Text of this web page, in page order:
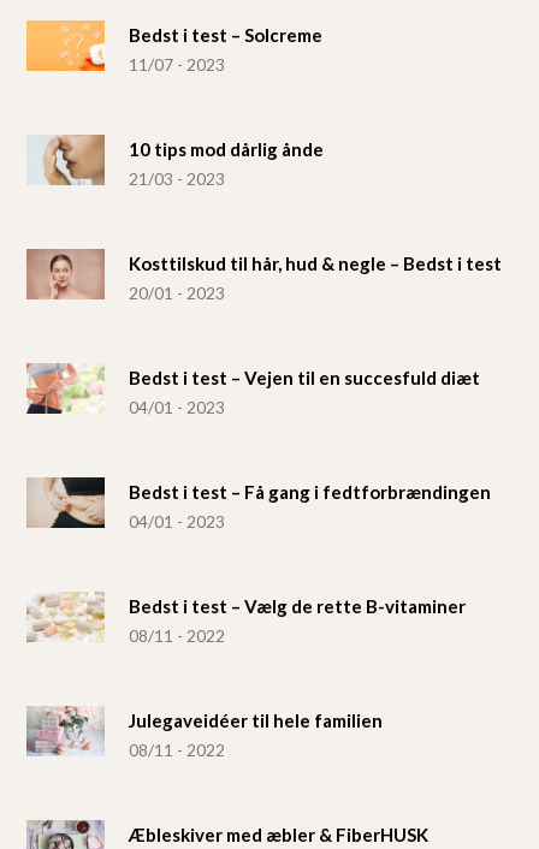
Bedst i test – Solcreme
11/07 - 2023
10 tips mod dårlig ånde
21/03 - 2023
Kosttilskud til hår, hud & negle – Bedst i test
20/01 - 2023
Bedst i test – Vejen til en succesfuld diæt
04/01 - 2023
Bedst i test – Få gang i fedtforbrændingen
04/01 - 2023
Bedst i test – Vælg de rette B-vitaminer
08/11 - 2022
Julegaveidéer til hele familien
08/11 - 2022
Æbleskiver med æbler & FiberHUSK